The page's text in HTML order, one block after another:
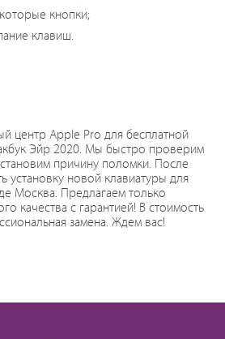
кнопки;
клавиш.
центр Apple Pro для бесплатной
Эйр 2020. Мы быстро проверим
причину поломки. После
установку новой клавиатуры для
Москва. Предлагаем только
качества с гарантией! В стоимость
замена. Ждем вас!